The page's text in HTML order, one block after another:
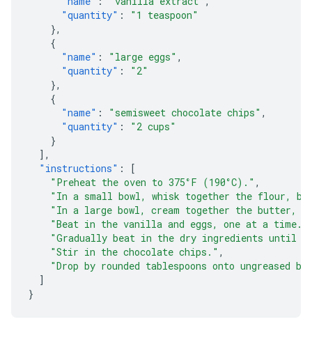
"quantity" :
"1 teaspoon"
},
{
"name" : "large eggs" ,
"quantity" :
"2"
},
{
"name" : "semisweet chocolate chips" ,
"quantity" :
"2 cups"
}
],
"instructions" :
[
"Preheat the oven to 375°F (190°C)." ,
"In a small bowl, whisk together the flour,
"In a large bowl, cream together the butter,
"Beat in the vanilla and eggs, one at a time."
"Gradually beat in the dry ingredients until
"Stir in the chocolate chips." ,
"Drop by rounded tablespoons onto ungreased
]
}